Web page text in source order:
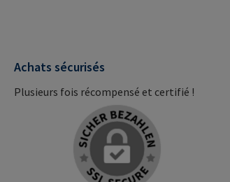
Achats sécurisés
Plusieurs fois récompensé et certifié !